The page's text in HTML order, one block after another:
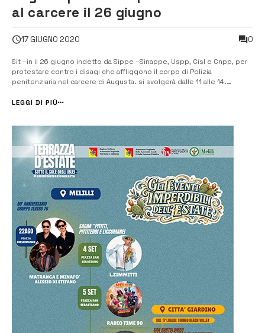
al carcere il 26 giugno
17 GIUGNO 2020 0
Sit –in il 26 giugno indetto da Sippe –Sinappe, Uspp, Cisl e Cnpp, per
protestare contro i disagi che affliggono il corpo di Polizia
penitenziaria nel carcere di Augusta. si svolgerà dalle 11 alle 14.
–Sinappe, l’Uspp, la Cisl e il Cnpp dopo aver […]
LEGGI DI PIÙ